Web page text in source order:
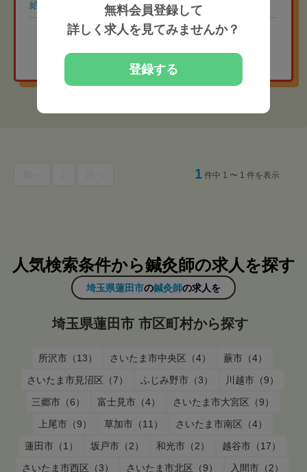
給与 常勤 月給32万円
地域相場より給与高めの
1 件中 1 〜 1 件を表示
人気検索条件から鍼灸師の求人を探す
埼玉県蓮田市の鍼灸師の求人を
埼玉県蓮田市 市区町村から探す
所沢市（13） さいたま市中央区（4）
蕨市（4）
さいたま市見沼区（7）
ふじみ野市（3）
川越市（9）
三郷市（6）
富士見市（4）
さいたま市大宮区（9）
上尾市（9）
草加市（11）
さいたま市南区（4）
蓮田市（1）
坂戸市（2） 和光市（2）
越谷市（17）
さいたま市西区（3）
さいたま市北区（9）
入間市（2）
無料会員登録して
詳しく求人を見てみませんか？
登録する